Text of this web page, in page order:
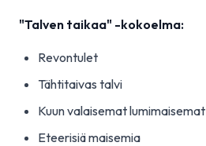
"Talven taikaa" -kokoelma:
Revontulet
Tähtitaivas talvi
Kuun valaisemat lumimaisemat
Eteerisiä maisemia